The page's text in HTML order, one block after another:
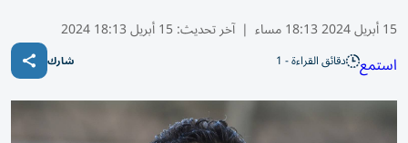
15 أبريل 2024 18:13 مساء | آخر تحديث:15 أبريل 18:13 2024
استمع دقائق القراءة - 1 شارك